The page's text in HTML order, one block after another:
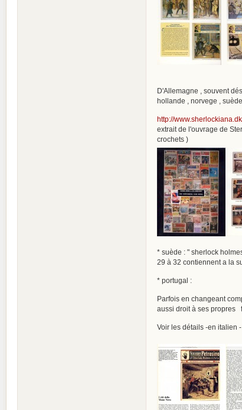
D'Allemagne , souvent
hollande , norvege ,
http://
extrait de l'ouvrage de
crochets )
* suède : " sherlock
29 à 32 contiennent a la
* portugal :
Parfois en changeant
aussi droit à ses propres
Voir les détails -en italien